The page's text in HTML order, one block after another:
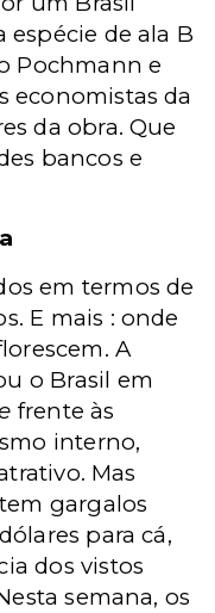
de ala B
Pochmann e
economistas da
da obra. Que
bancos e
em termos de
E mais : onde
A
o Brasil em
frente às
interno,
Mas
gargalos
para cá,
dos vistos
semana, os